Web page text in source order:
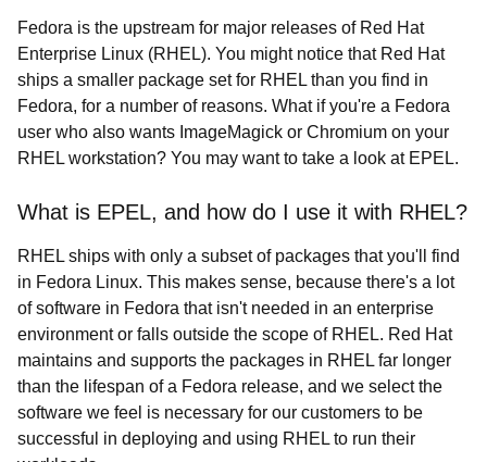
Fedora is the upstream for major releases of Red Hat
Enterprise Linux (RHEL). You might notice that Red Hat
ships a smaller package set for RHEL than you find in
Fedora, for a number of reasons. What if you're a Fedora
user who also wants ImageMagick or Chromium on your
RHEL workstation? You may want to take a look at EPEL.
What is EPEL, and how do I use it with RHEL?
RHEL ships with only a subset of packages that you'll find
in Fedora Linux. This makes sense, because there's a lot
of software in Fedora that isn't needed in an enterprise
environment or falls outside the scope of RHEL. Red Hat
maintains and supports the packages in RHEL far longer
than the lifespan of a Fedora release, and we select the
software we feel is necessary for our customers to be
successful in deploying and using RHEL to run their